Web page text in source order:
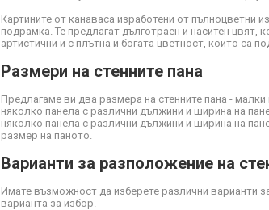
Картините от канаваса изработени от пълноцветни
подрамка. Те предлагат дълготраен и наситен цвят,
артистични и с плътна и богата цветност, които са
Размери на стенните пана
Предлагаме ви два размера на стенните пана -
няколко панела с различни дължини и ширина на
няколко панела с различни дължини и ширина на
размер на паното.
Варианти за разположение на
Имате възможност да изберете различни варианти
варианта за избор.